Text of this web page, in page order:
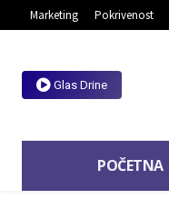
Marketing Pokrivenost
Glas Drine
POČETNA